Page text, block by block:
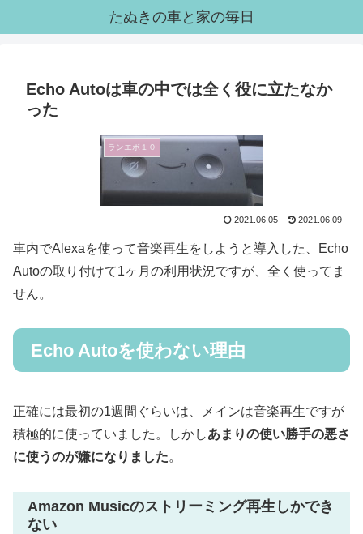
たぬきの車と家の毎日
Echo Autoは車の中では全く役に立たなか
った
ランエボ１０
2021.06.05 2021.06.09
車内でAlexaを使って音楽再生をしようと導入した、Echo
Autoの取り付けて1ヶ月の利用状況ですが、全く使ってま
せん。
Echo Autoを使わない理由
正確には最初の1週間ぐらいは、メインは音楽再生ですが
積極的に使っていました。しかしあまりの使い勝手の悪さ
に使うのが嫌になりました。
Amazon Musicのストリーミング再生しかでき
ない